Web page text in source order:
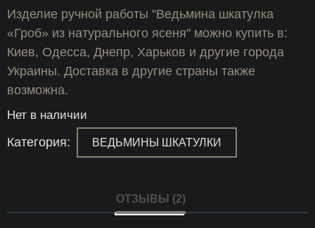
Изделие ручной работы "Ведьмина шкатулка
«Гроб» из натурального ясеня" можно купить в:
Киев, Одесса, Днепр, Харьков и другие города
Украины. Доставка в другие страны также
возможна.
Нет в наличии
Категория: ВЕДЬМИНЫ ШКАТУЛКИ
ОТЗЫВЫ (2)